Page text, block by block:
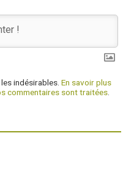
indésirables. En savoir plus
commentaires sont traitées